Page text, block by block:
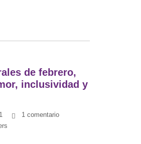
de febrero,
inclusividad y
1 comentario